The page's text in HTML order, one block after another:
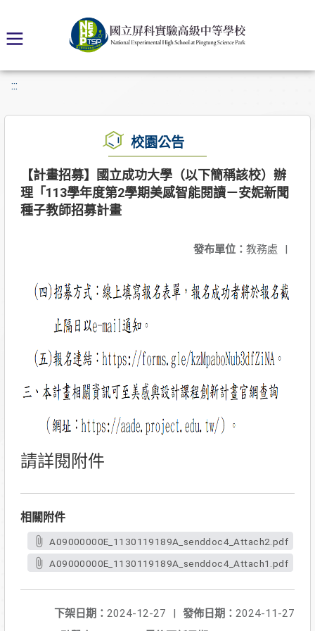
:::
校園公告
【計畫招募】國立成功大學（以下簡稱該校）辦
理「113學年度第2學期美感智能閱讀－安妮新聞
種子教師招募計畫
發布單位： 教務處 |
請詳閱附件
相關附件
A09000000E_1130119189A_senddoc4_Attach2.pdf
A09000000E_1130119189A_senddoc4_Attach1.pdf
發佈日期： 2024-11-27
下架日期： 2024-12-27
|